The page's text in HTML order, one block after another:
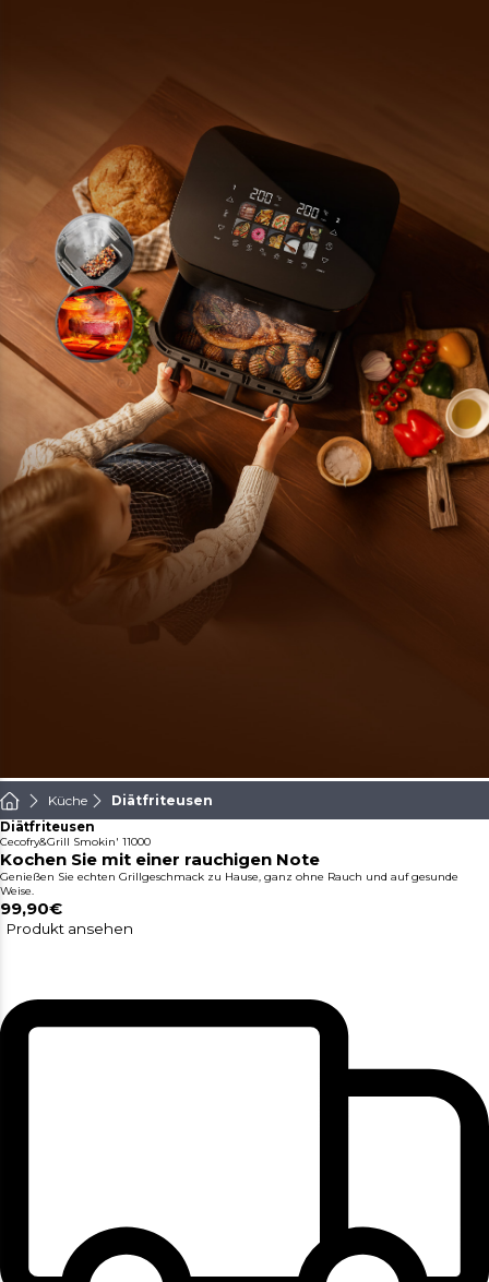
Küche Diätfriteusen
Diätfriteusen
Cecofry&Grill Smokin' 11000
Kochen Sie mit einer rauchigen Note
Genießen Sie echten Grillgeschmack zu Hause, ganz ohne Rauch und auf gesunde
Weise.
99,90€
Produkt ansehen